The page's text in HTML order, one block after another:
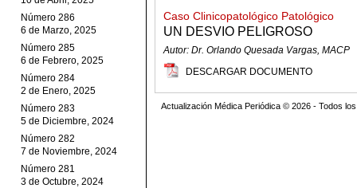
Número 286
6 de Marzo, 2025
Número 285
6 de Febrero, 2025
Número 284
2 de Enero, 2025
Número 283
5 de Diciembre, 2024
Número 282
7 de Noviembre, 2024
Número 281
3 de Octubre, 2024
Caso Clinicopatológico Patológico
UN DESVIO PELIGROSO
Autor: Dr. Orlando Quesada Vargas, MACP
DESCARGAR DOCUMENTO
Actualización Médica Periódica © 2026 - Todos